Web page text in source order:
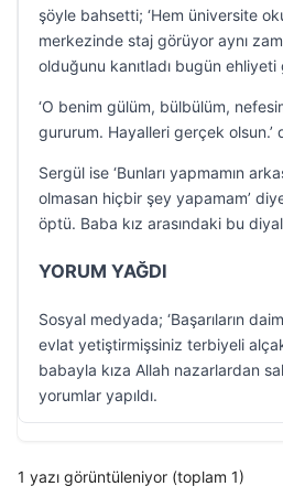
şöyle bahsetti; ‘Hem üniversite
merkezinde staj görüyor aynı
olduğunu kanıtladı bugün ehliyeti
‘O benim gülüm, bülbülüm,
gururum. Hayalleri gerçek olsun.’
Sergül ise ‘Bunları yapmamın
olmasan hiçbir şey yapamam’
öptü. Baba kız arasındaki bu
YORUM YAĞDI
Sosyal medyada; ‘Başarıların
evlat yetiştirmişsiniz terbiyeli alçak
babayla kıza Allah nazarlardan
yorumlar yapıldı.
1 yazı görüntüleniyor (toplam 1)